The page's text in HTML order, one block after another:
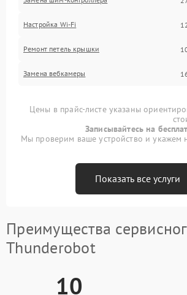
Настройка Wi-Fi
Ремонт петель крышки
Замена вебкамеры
Цены в прайс-листе указаны
Записывайтесь на
Мы проверим ваше устройство и укажем
Показать все услуги
Преимущества
Thunderobot
10